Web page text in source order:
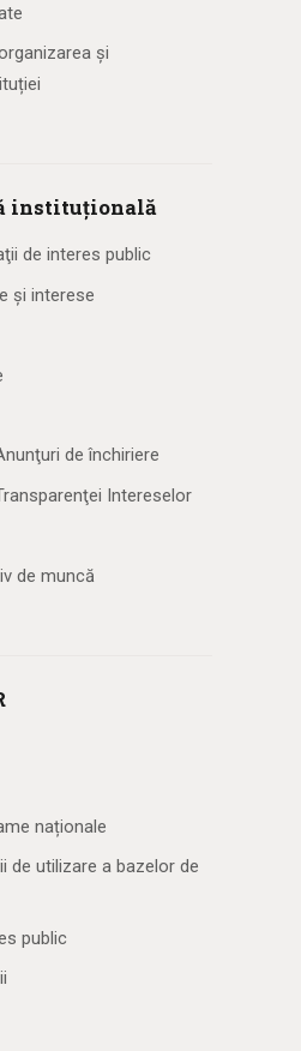
și
instituțională
de interes public
și interese
de închiriere
Intereselor
de muncă
naționale
de utilizare a bazelor de
public